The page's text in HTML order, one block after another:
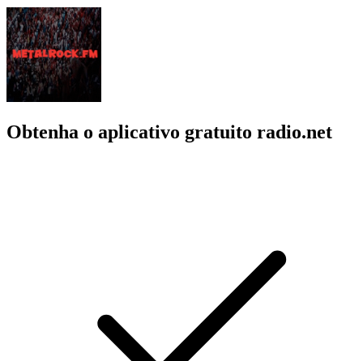
Obtenha o aplicativo gratuito radio.net